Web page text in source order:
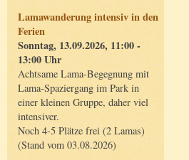
Lamawanderung intensiv in den
Ferien
Sonntag, 13.09.2026, 11:00 -
13:00 Uhr
Achtsame Lama-Begegnung mit
Lama-Spaziergang im Park in
einer kleinen Gruppe, daher viel
intensiver.
Noch 4-5 Plätze frei (2 Lamas)
(Stand vom 03.08.2026)